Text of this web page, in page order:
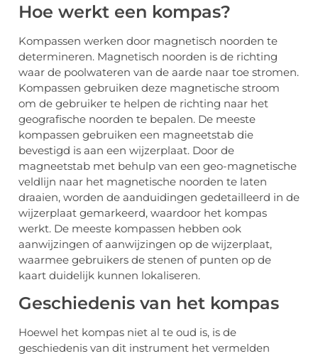
Hoe werkt een kompas?
Kompassen werken door magnetisch noorden te
determineren. Magnetisch noorden is de richting
waar de poolwateren van de aarde naar toe stromen.
Kompassen gebruiken deze magnetische stroom
om de gebruiker te helpen de richting naar het
geografische noorden te bepalen. De meeste
kompassen gebruiken een magneetstab die
bevestigd is aan een wijzerplaat. Door de
magneetstab met behulp van een geo-magnetische
veldlijn naar het magnetische noorden te laten
draaien, worden de aanduidingen gedetailleerd in de
wijzerplaat gemarkeerd, waardoor het kompas
werkt. De meeste kompassen hebben ook
aanwijzingen of aanwijzingen op de wijzerplaat,
waarmee gebruikers de stenen of punten op de
kaart duidelijk kunnen lokaliseren.
Geschiedenis van het kompas
Hoewel het kompas niet al te oud is, is de
geschiedenis van dit instrument het vermelden